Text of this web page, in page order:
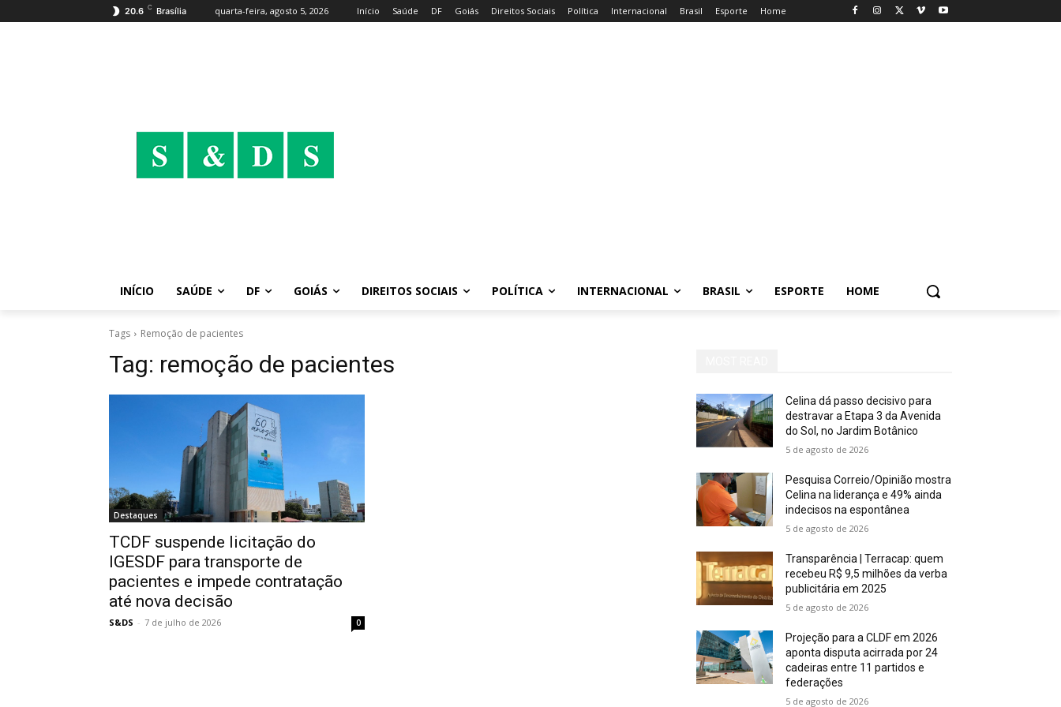
20.6 C Brasília quarta-feira, agosto 5, 2026 Início Saúde DF Goiás Direitos Sociais Política Internacional Brasil Esporte Home
INÍCIO SAÚDE DF GOIÁS DIREITOS SOCIAIS POLÍTICA INTERNACIONAL BRASIL ESPORTE HOME
Tags Remoção de pacientes
Tag: remoção de pacientes
Destaques
TCDF suspende licitação do
IGESDF para transporte de
pacientes e impede contratação
até nova decisão
S&DS - 7 de julho de 2026 0
Celina dá passo decisivo para
destravar a Etapa 3 da Avenida
do Sol, no Jardim Botânico
5 de agosto de 2026
Pesquisa Correio/Opinião mostra
Celina na liderança e 49% ainda
indecisos na espontânea
5 de agosto de 2026
Transparência | Terracap: quem
recebeu R$ 9,5 milhões da verba
publicitária em 2025
5 de agosto de 2026
Projeção para a CLDF em 2026
aponta disputa acirrada por 24
cadeiras entre 11 partidos e
federações
5 de agosto de 2026